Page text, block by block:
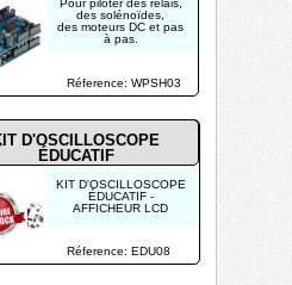
Réference: WPSH03
Réference: EDU08
Pour piloter des relais,
des solénoïdes,
des moteurs DC et pas
à pas.
KIT D'OSCILLOSCOPE
ÉDUCATIF -
AFFICHEUR LCD
D'OSCILLOSCOPE
ÉDUCATIF